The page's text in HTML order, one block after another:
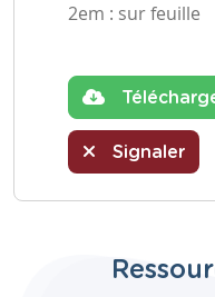
2em : sur feuille
Signaler